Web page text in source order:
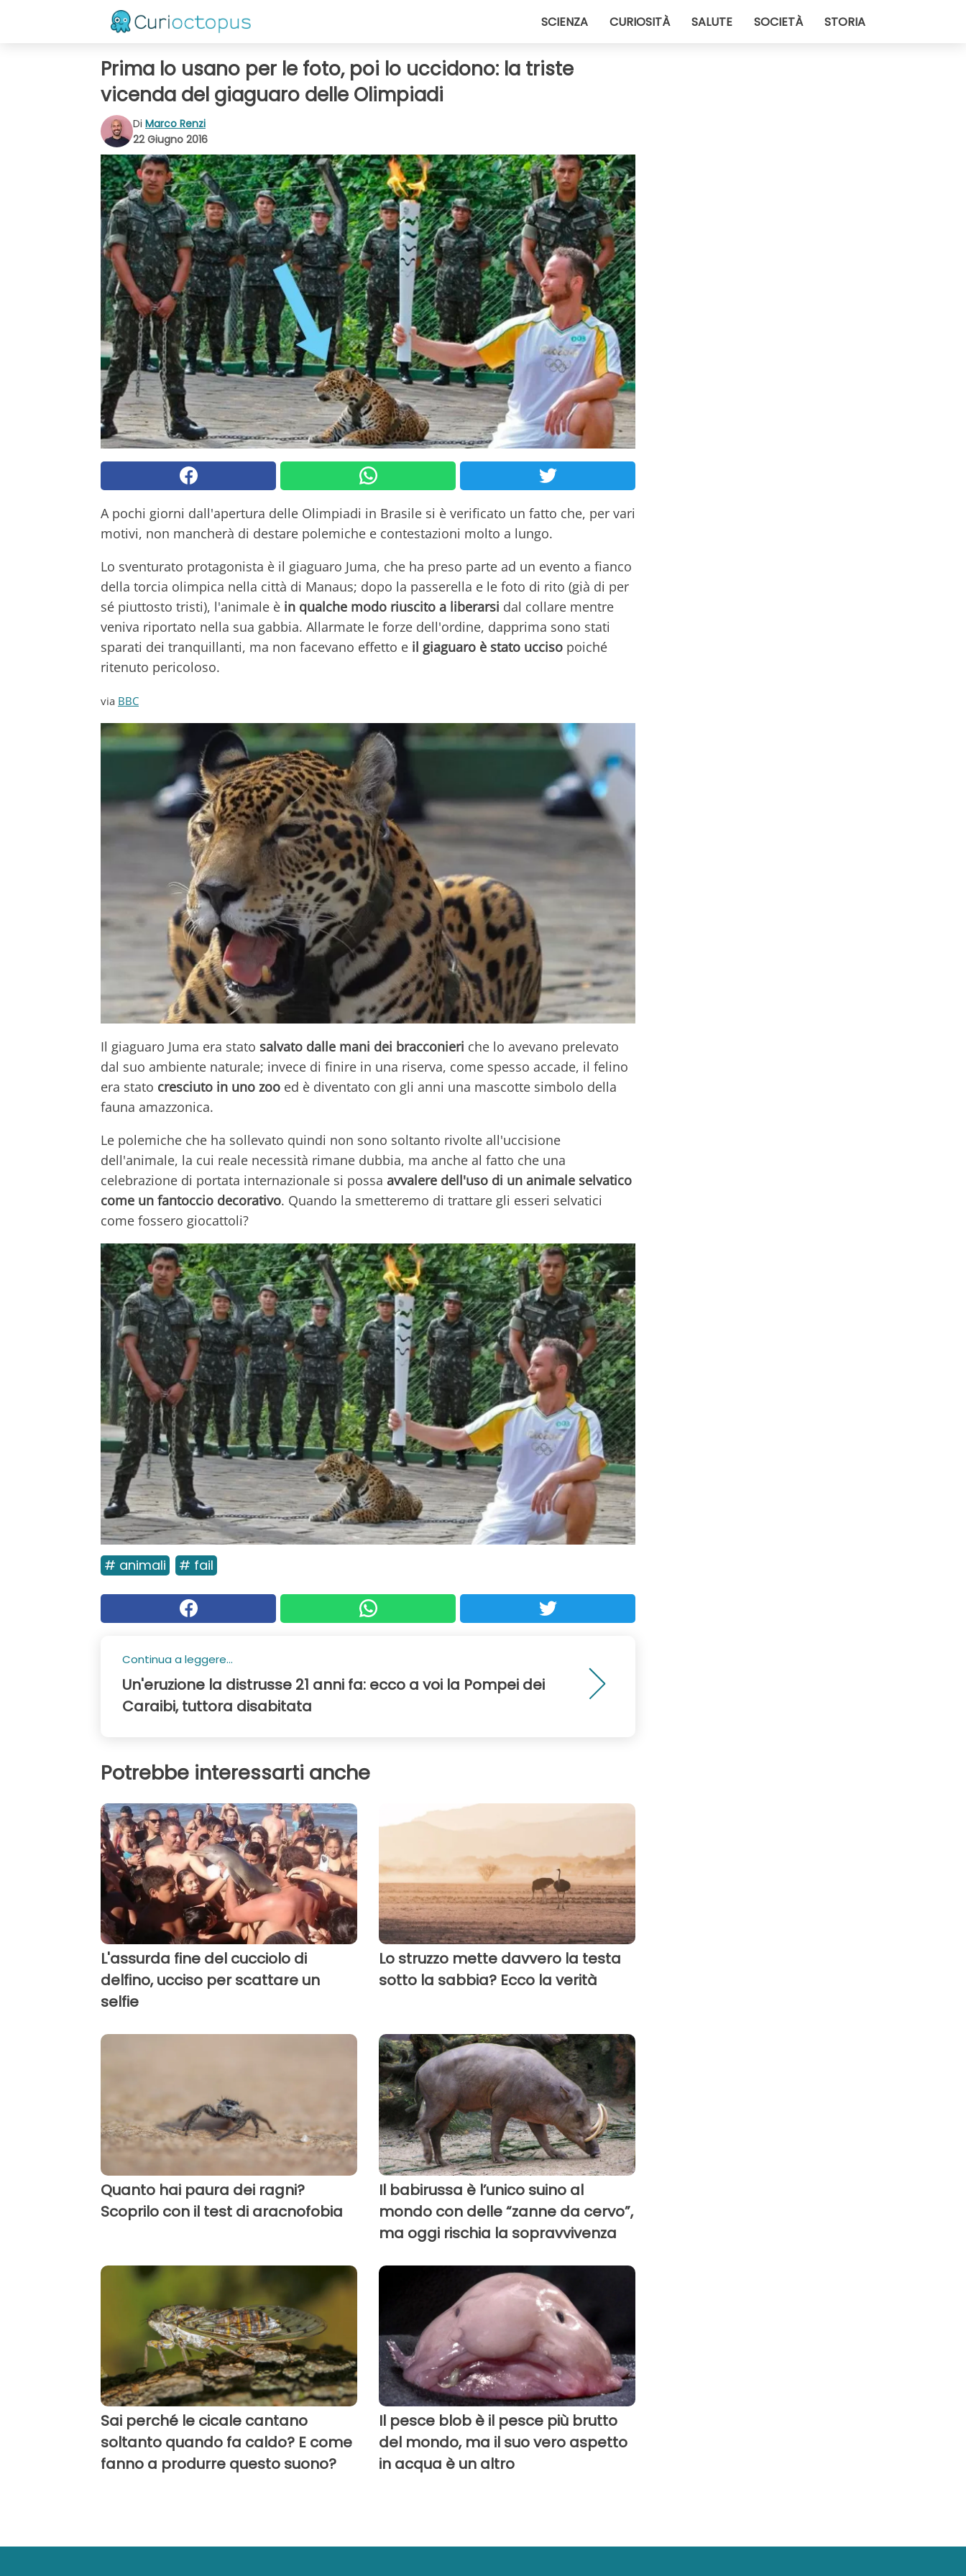
SCIENZA CURIOSITÀ SALUTE SOCIETÀ STORIA
Prima lo usano per le foto, poi lo uccidono: la triste
vicenda del giaguaro delle Olimpiadi
Di Marco Renzi
22 Giugno 2016
A pochi giorni dall'apertura delle Olimpiadi in Brasile si è verificato un fatto che, per vari
motivi, non mancherà di destare polemiche e contestazioni molto a lungo.
Lo sventurato protagonista è il giaguaro Juma, che ha preso parte ad un evento a fianco
della torcia olimpica nella città di Manaus; dopo la passerella e le foto di rito (già di per
sé piuttosto tristi), l'animale è in qualche modo riuscito a liberarsi dal collare mentre
veniva riportato nella sua gabbia. Allarmate le forze dell'ordine, dapprima sono stati
sparati dei tranquillanti, ma non facevano effetto e il giaguaro è stato ucciso poiché
ritenuto pericoloso.
via BBC
Il giaguaro Juma era stato salvato dalle mani dei bracconieri che lo avevano prelevato
dal suo ambiente naturale; invece di finire in una riserva, come spesso accade, il felino
era stato cresciuto in uno zoo ed è diventato con gli anni una mascotte simbolo della
fauna amazzonica.
Le polemiche che ha sollevato quindi non sono soltanto rivolte all'uccisione
dell'animale, la cui reale necessità rimane dubbia, ma anche al fatto che una
celebrazione di portata internazionale si possa avvalere dell'uso di un animale selvatico
come un fantoccio decorativo. Quando la smetteremo di trattare gli esseri selvatici
come fossero giocattoli?
# animali # fail
Continua a leggere...
Un'eruzione la distrusse 21 anni fa: ecco a voi la Pompei dei
Caraibi, tuttora disabitata
Potrebbe interessarti anche
L'assurda fine del cucciolo di
delfino, ucciso per scattare un
selfie
Lo struzzo mette davvero la testa
sotto la sabbia? Ecco la verità
Quanto hai paura dei ragni?
Scoprilo con il test di aracnofobia
Il babirussa è l’unico suino al
mondo con delle “zanne da cervo”,
ma oggi rischia la sopravvivenza
Sai perché le cicale cantano
soltanto quando fa caldo? E come
fanno a produrre questo suono?
Il pesce blob è il pesce più brutto
del mondo, ma il suo vero aspetto
in acqua è un altro